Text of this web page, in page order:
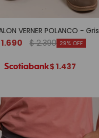
VERNER POLANCO - Gris
1.690 $2.390 29
$1.437